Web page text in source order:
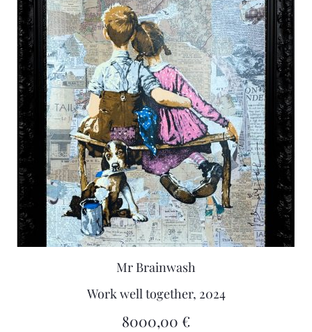
Mr Brainwash
Work well together, 2024
8000,00 €